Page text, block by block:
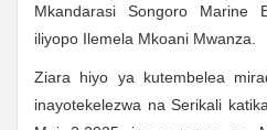
Mkandarasi Songoro Marine
iliyopo Ilemela Mkoani Mwanza.
Ziara hiyo ya kutembelea
inayotekelezwa na Serikali